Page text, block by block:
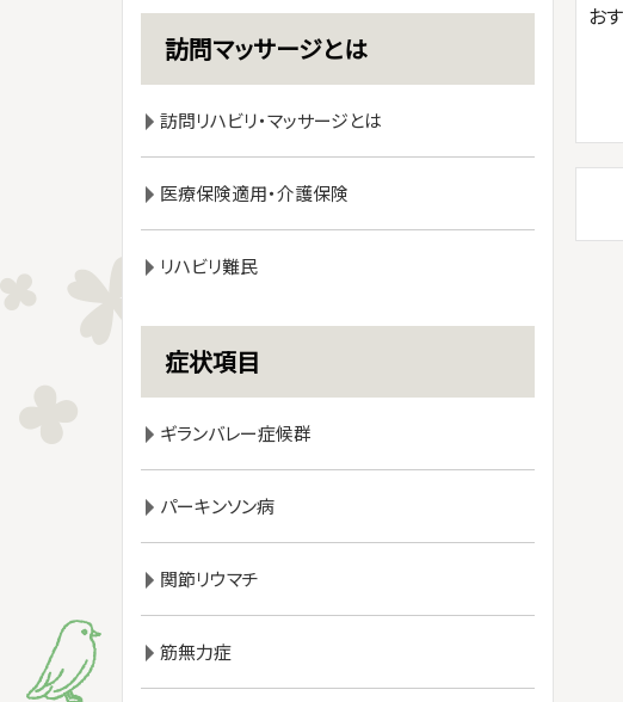
お
訪問マッサージとは
訪問リハビリ・マッサージとは
医療保険適用・介護保険
リハビリ難民
症状項目
ギランバレー症候群
パーキンソン病
関節リウマチ
筋無力症